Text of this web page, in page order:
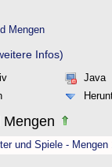
Mengen
Infos)
Java
und Spiele -